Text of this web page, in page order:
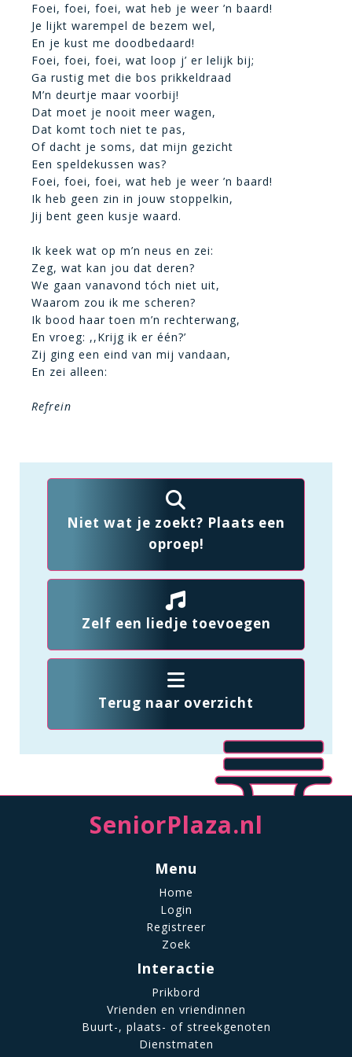
Foei, foei, foei, wat heb je weer ’n baard!
Je lijkt warempel de bezem wel,
En je kust me doodbedaard!
Foei, foei, foei, wat loop j’ er lelijk bij;
Ga rustig met die bos prikkeldraad
M’n deurtje maar voorbij!
Dat moet je nooit meer wagen,
Dat komt toch niet te pas,
Of dacht je soms, dat mijn gezicht
Een speldekussen was?
Foei, foei, foei, wat heb je weer ’n baard!
Ik heb geen zin in jouw stoppelkin,
Jij bent geen kusje waard.
Ik keek wat op m’n neus en zei:
Zeg, wat kan jou dat deren?
We gaan vanavond tóch niet uit,
Waarom zou ik me scheren?
Ik bood haar toen m’n rechterwang,
En vroeg: ,,Krijg ik er één?’
Zij ging een eind van mij vandaan,
En zei alleen:
Refrein
Niet wat je zoekt? Plaats een
oproep!
Zelf een liedje toevoegen
Terug naar overzicht
SeniorPlaza.nl
Menu
Home
Login
Registreer
Zoek
Interactie
Prikbord
Vrienden en vriendinnen
Buurt-, plaats- of streekgenoten
Dienstmaten